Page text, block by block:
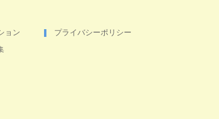
ョン プライバシーポリシー